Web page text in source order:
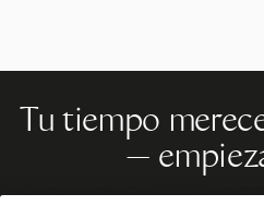
Tu tiempo
—
Únete a más de 70.000